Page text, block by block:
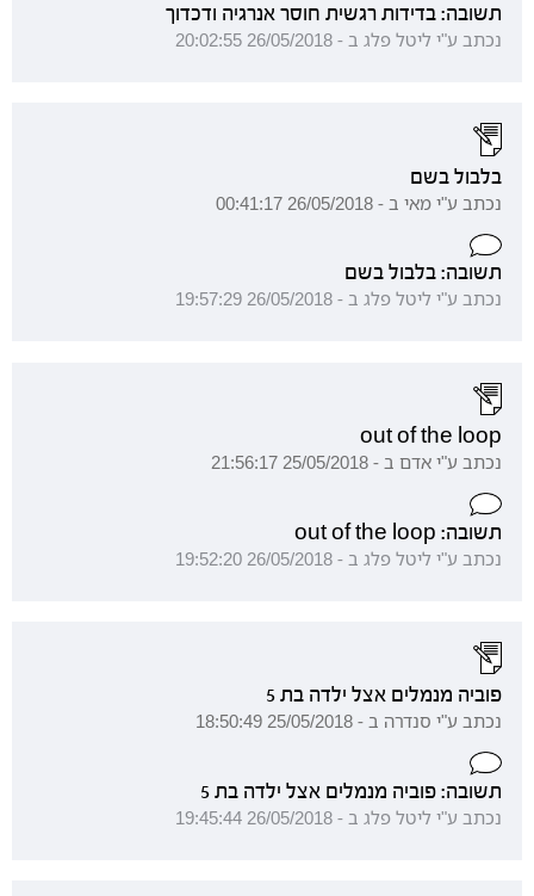
תשובה: בדידות רגשית חוסר אנרגיה ודכדוך
נכתב ע"י ליטל פלג ב - 26/05/2018 20:02:55
בלבול בשם
נכתב ע"י מאי ב - 26/05/2018 00:41:17
תשובה: בלבול בשם
נכתב ע"י ליטל פלג ב - 26/05/2018 19:57:29
out of the loop
נכתב ע"י אדם ב - 25/05/2018 21:56:17
תשובה: out of the loop
נכתב ע"י ליטל פלג ב - 26/05/2018 19:52:20
פוביה מנמלים אצל ילדה בת 5
נכתב ע"י סנדרה ב - 25/05/2018 18:50:49
תשובה: פוביה מנמלים אצל ילדה בת 5
נכתב ע"י ליטל פלג ב - 26/05/2018 19:45:44